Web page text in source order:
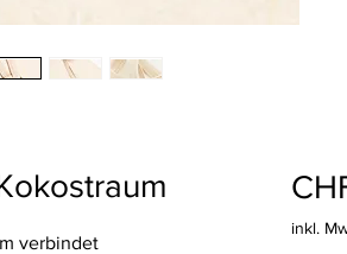
verbindet
inkl.